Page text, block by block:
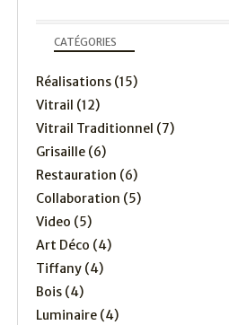
CATÉGORIES
Réalisations (15)
Vitrail (12)
Vitrail Traditionnel (7)
Grisaille (6)
Restauration (6)
Collaboration (5)
Video (5)
Art Déco (4)
Tiffany (4)
Bois (4)
Luminaire (4)